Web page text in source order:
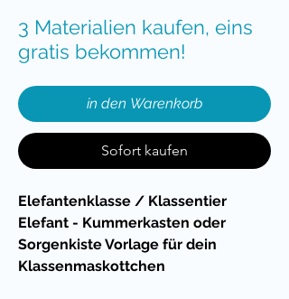
3 Materialien kaufen, eins
gratis bekommen!
in den Warenkorb
Sofort kaufen
Elefantenklasse / Klassentier
Elefant - Kummerkasten oder
Sorgenkiste Vorlage für dein
Klassenmaskottchen